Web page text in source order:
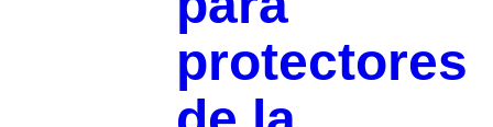
protectores